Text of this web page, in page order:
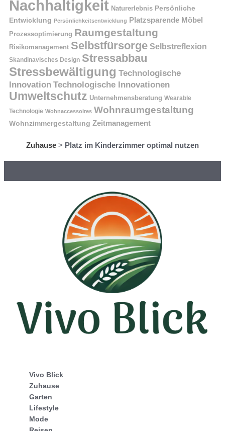
Nachhaltigkeit Naturerlebnis Persönliche
Entwicklung Persönlichkeitsentwicklung Platzsparende Möbel
Prozessoptimierung Raumgestaltung
Risikomanagement Selbstfürsorge Selbstreflexion
Skandinavisches Design Stressabbau
Stressbewältigung Technologische
Innovation Technologische Innovationen
Umweltschutz Unternehmensberatung Wearable
Technologie Wohnaccessoires Wohnraumgestaltung
Wohnzimmergestaltung Zeitmanagement
Zuhause > Platz im Kinderzimmer optimal nutzen
Vivo Blick
Zuhause
Garten
Lifestyle
Mode